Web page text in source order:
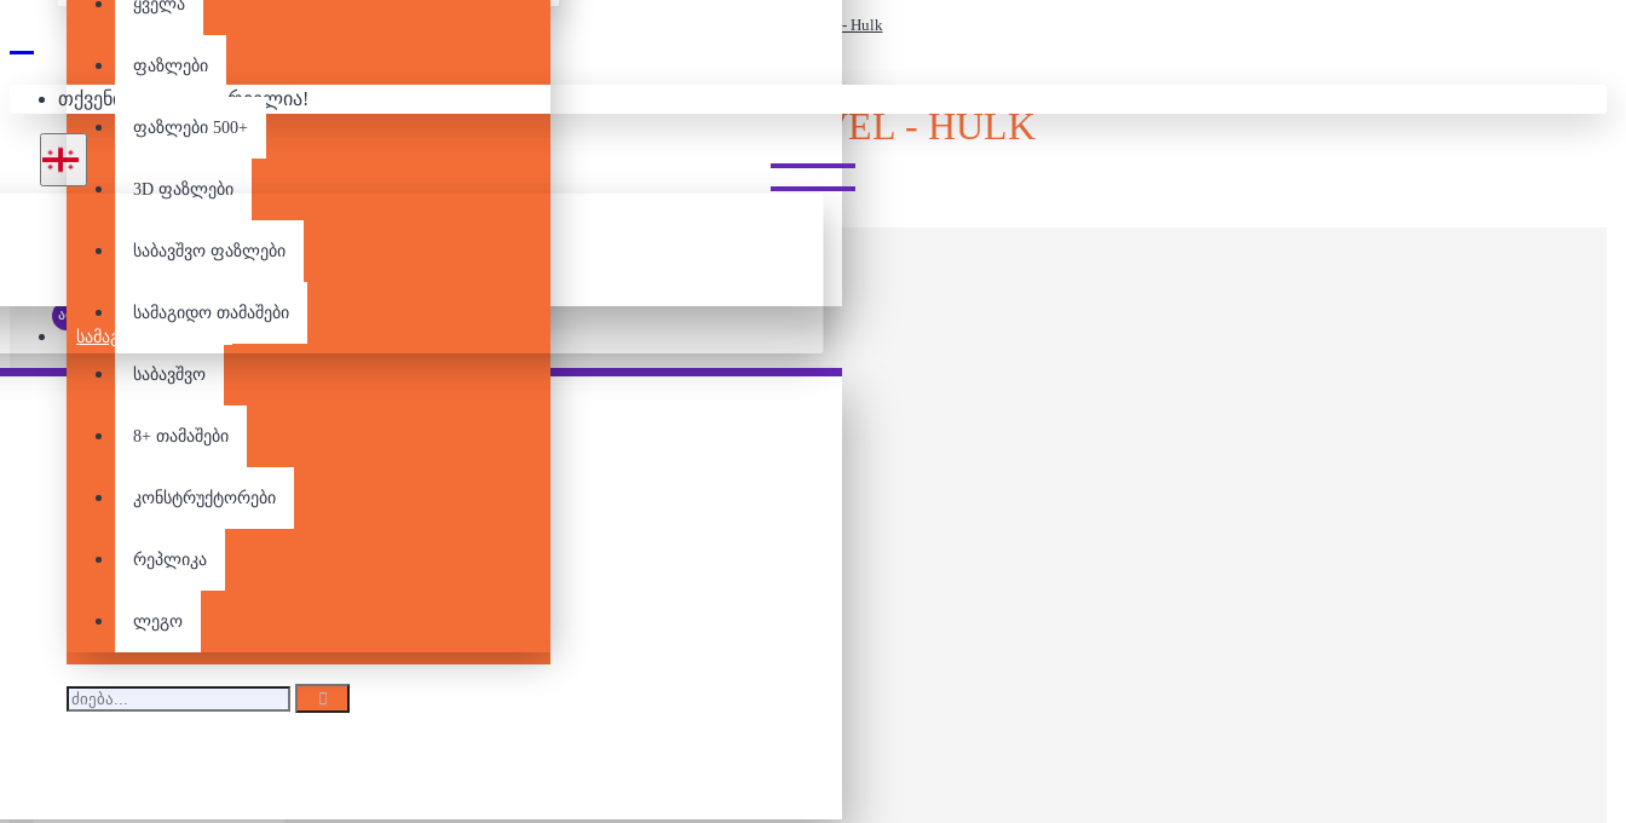
ᲡᲐᲛᲐᲒᲘᲓᲝ ᲗᲐᲛᲐᲨᲔᲑᲘ
ყველა
ფაზლები
ფაზლები 500+
3D ფაზლები
საბავშვო ფაზლები
სამაგიდო თამაშები
საბავშვო
8+ თამაშები
კონსტრუქტორები
რეპლიკა
ლეგო
თქვენი კალათა ცარიელია!
ლეგო - Marvel - Hulk
ᲚᲔᲒᲝ - MARVEL - HULK
არ არის მარაგში
Pair it With
FC Barcelona
140.00 ₾